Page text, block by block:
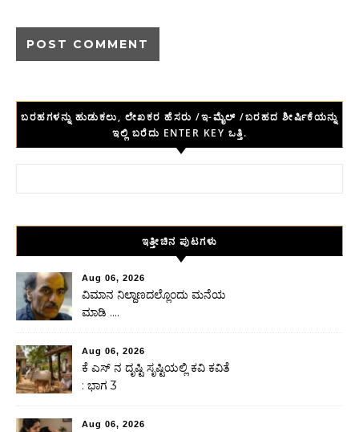
ಬರಹಗಳನ್ನು ಹುಡುಕಲು, ಲೇಖಕರ ಹೆಸರು /ಇ-ಮೈಲ್ /ಬರಹದ ಶೀರ್ಷಿಕೆಯನ್ನು
ಇಲ್ಲಿ ಬರೆದು ENTER KEY ಒತ್ತಿ.
ಇತ್ತೀಚಿನ ಪುಟಗಳು
Aug 06, 2026
ವಿಮಾನ ನಿಲ್ದಾಣದಲ್ಲೊಂದು ಮನೆಯ
ಮಾಡಿ ….
Aug 06, 2026
ಕೆ ಎಸ್ ನ ದೃಷ್ಟಿ ಸೃಷ್ಟಿಯಲ್ಲಿ ಕವಿ ಕವಿತೆ
: ಭಾಗ 3
Aug 06, 2026